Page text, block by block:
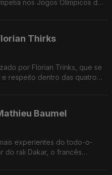
nos Jogos Olímpicos de
Thirks
por Florian Trinks, que se
respeito dentro das quatro
Baumel
experientes do todo-o-
do rali Dakar, o francês